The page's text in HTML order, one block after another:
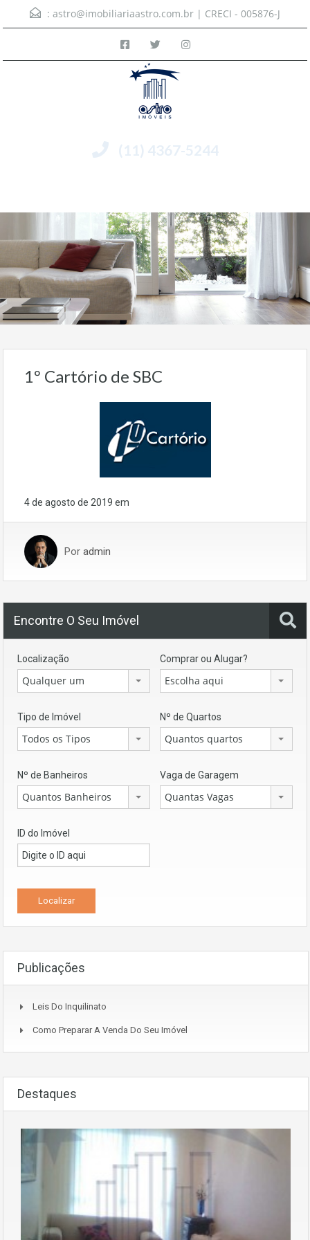
: astro@imobiliariaastro.com.br | CRECI - 005876-J
(11) 4367-5244
1º Cartório de SBC
4 de agosto de 2019 em
Por admin
Encontre O Seu Imóvel
Localização
Qualquer um
Comprar ou Alugar?
Escolha aqui
Tipo de Imóvel
Todos os Tipos
Nº de Quartos
Quantos quartos
Nº de Banheiros
Quantos Banheiros
Vaga de Garagem
Quantas Vagas
ID do Imóvel
Publicações
Leis Do Inquilinato
Como Preparar A Venda Do Seu Imóvel
Destaques